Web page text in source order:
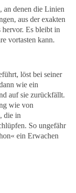
an denen die Linien
aus der exakten
Es bleibt in
vortasten kann.
löst bei seiner
wie ein
auf sie zurückfällt.
wie von
die in
So ungefähr
ein Erwachen